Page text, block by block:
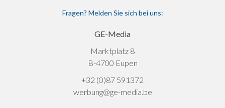
Fragen? Melden Sie sich bei uns:
GE-Media
Marktplatz 8
B-4700 Eupen
+32 (0)87 591372
werbung@ge-media.be